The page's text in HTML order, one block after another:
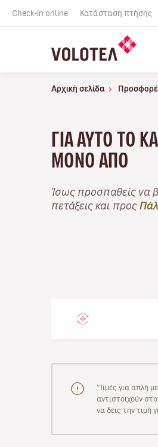
Check-in online Κατάσταση πτήσης
Αρχική σελίδα
ΓΙΑ ΑΥΤΌ ΤΟ
ΜΌΝΟ ΑΠΌ
Ίσως προσπαθείς να
πετάξεις και προς
"Τιμές για απλή
αντιστοιχούν
να δεις την τιμή